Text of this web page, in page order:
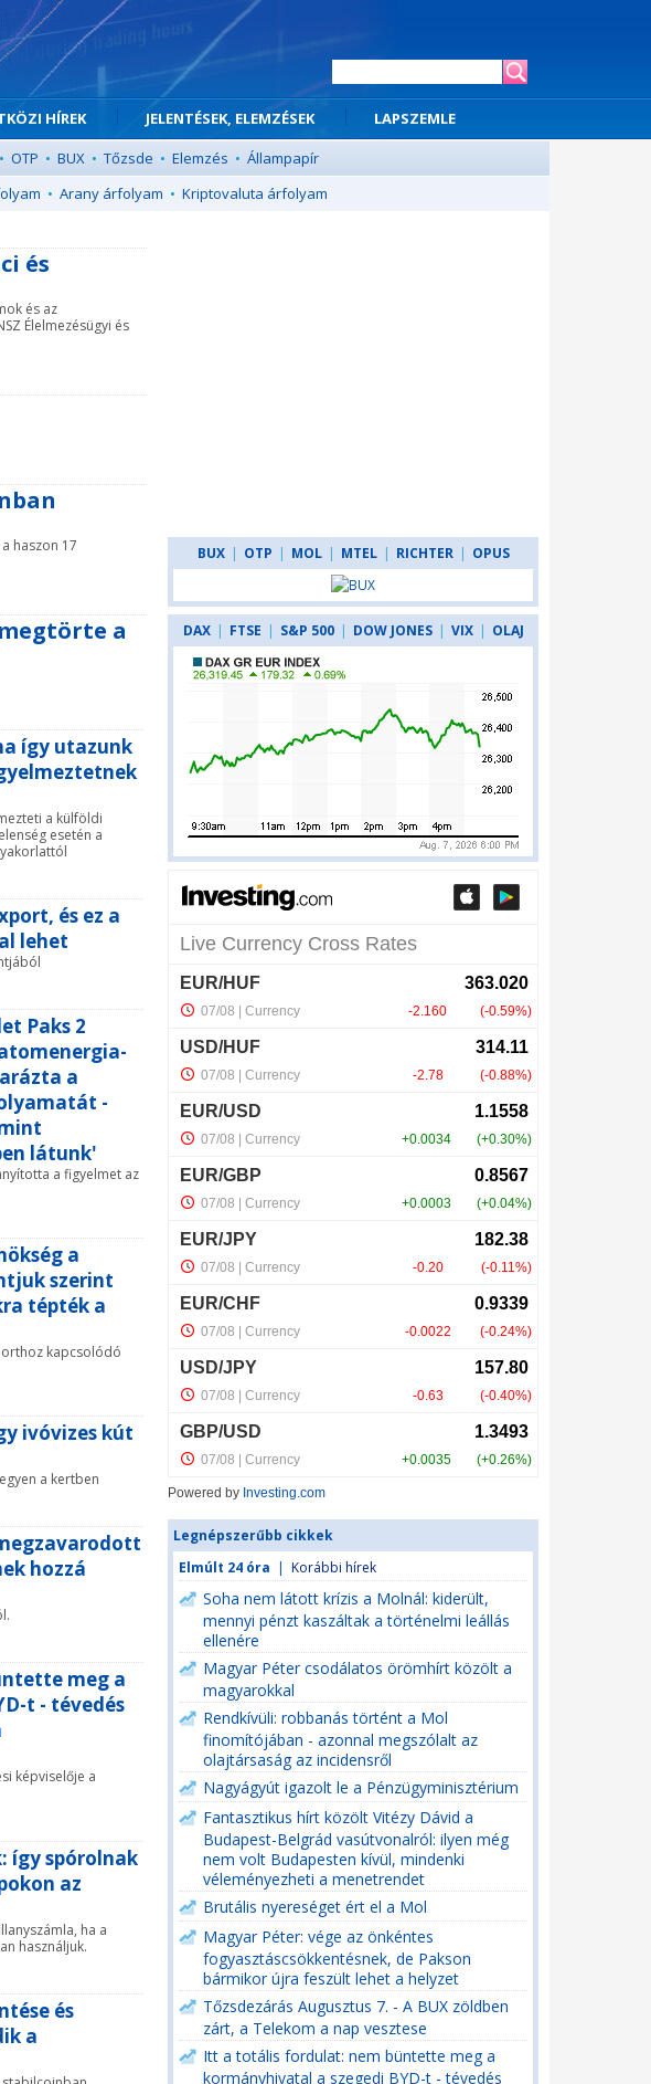
HÍREK JELENTÉSEK, ELEMZÉSEK
LAPSZEMLE
• OTP • BUX • Tőzsde • Elemzés • Állampapír
• Arany árfolyam • Kriptovaluta árfolyam
és
és az
Élelmezésügyi és
haszon 17
a
így utazunk
a külföldi
esetén a
és ez a
lehet
Paks 2
a
-
látunk'
a figyelmet az
a
szerint
tépték a
kapcsolódó
ivóvizes kút
a kertben
hozzá
meg a
t - tévedés
képviselője a
így spórolnak
az
ha a
használjuk.
és
a
BUX | OTP | MOL | MTEL | RICHTER | OPUS
DAX | FTSE | S&P 500 | DOW JONES | VIX | OLAJ
Powered by Investing.com
Legnépszerűbb cikkek
Elmúlt 24 óra | Korábbi hírek
Soha nem látott krízis a Molnál: kiderült,
mennyi pénzt kaszáltak a történelmi leállás
ellenére
Magyar Péter csodálatos örömhírt közölt a
magyarokkal
Rendkívüli: robbanás történt a Mol
finomítójában - azonnal megszólalt az
olajtársaság az incidensről
Nagyágyút igazolt le a Pénzügyminisztérium
Fantasztikus hírt közölt Vitézy Dávid a
Budapest-Belgrád vasútvonalról: ilyen még
nem volt Budapesten kívül, mindenki
véleményezheti a menetrendet
Brutális nyereséget ért el a Mol
Magyar Péter: vége az önkéntes
fogyasztáscsökkentésnek, de Pakson
bármikor újra feszült lehet a helyzet
Tőzsdezárás Augusztus 7. - A BUX zöldben
zárt, a Telekom a nap vesztese
Itt a totális fordulat: nem büntette meg a
kormányhivatal a szegedi BYD-t - tévedés